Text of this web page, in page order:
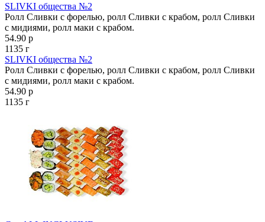
SLIVKI общества №2
Ролл Сливки с форелью, ролл Сливки с крабом, ролл Сливки
с мидиями, ролл маки с крабом.
54.90 р
1135 г
SLIVKI общества №2
Ролл Сливки с форелью, ролл Сливки с крабом, ролл Сливки
с мидиями, ролл маки с крабом.
54.90 р
1135 г